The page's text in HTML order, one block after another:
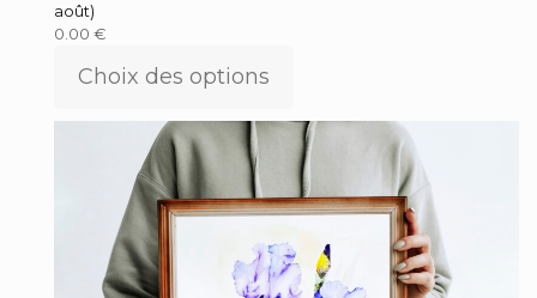
août)
0.00 €
Choix des options